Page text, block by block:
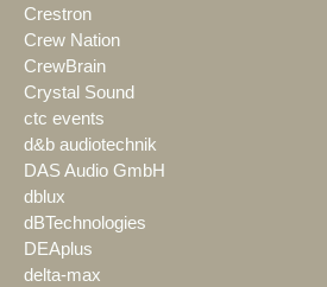
Crestron
Crew Nation
CrewBrain
Crystal Sound
ctc events
d&b audiotechnik
DAS Audio GmbH
dblux
dBTechnologies
DEAplus
delta-max